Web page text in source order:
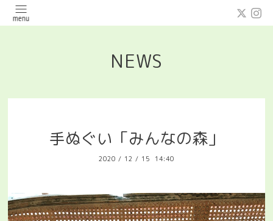
NEWS
手ぬぐい「みんなの森」
2020 / 12 / 15 14:40